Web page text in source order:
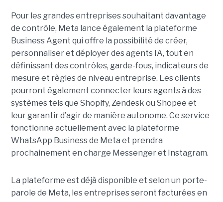
Pour les grandes entreprises souhaitant davantage
de contrôle, Meta lance également la plateforme
Business Agent qui offre la possibilité de créer,
personnaliser et déployer des agents IA, tout en
définissant des contrôles, garde-fous, indicateurs de
mesure et règles de niveau entreprise. Les clients
pourront également connecter leurs agents à des
systèmes tels que Shopify, Zendesk ou Shopee et
leur garantir d’agir de manière autonome. Ce service
fonctionne actuellement avec la plateforme
WhatsApp Business de Meta et prendra
prochainement en charge Messenger et Instagram.
La plateforme est déjà disponible et selon un porte-
parole de Meta, les entreprises seront facturées en